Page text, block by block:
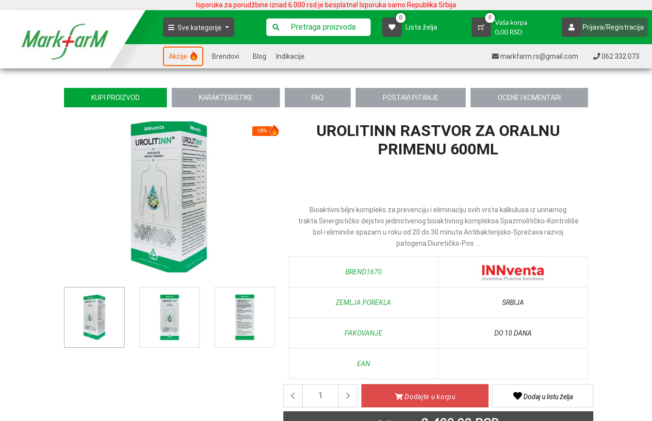
Isporuka za porudžbine iznad 6.000 rsd je besplatna! Isporuka samo Republika Srbija
Sve kategorije
0
Lista želja
0
Vaša korpa
0,00 RSD
Prijava/Registracija
Akcije Brendovi Blog Indikacije markfarm.rs@gmail.com 062 332 073
KUPI PROIZVOD KARAKTERISTIKE FAQ POSTAVI PITANJE OCENE I KOMENTARI
18%
UROLITINN RASTVOR ZA ORALNU
PRIMENU 600ML
Bioaktivni biljni kompleks za prevenciju i eliminaciju svih vrsta kalkulusa iz urinarnog
trakta.Sinergističko dejstvo jedinstvenog bioaktivnog kompleksa:Spazmolitičko-Kontroliše
bol i eliminiše spazam u roku od 20 do 30 minuta.Antibakterijsko-Sprečava razvoj
patogena.Diuretičko-Pos ...
BREND1670
ZEMLJA POREKLA SRBIJA
PAKOVANJE DO 10 DANA
EAN
Dodajte u korpu Dodaj u listu želja